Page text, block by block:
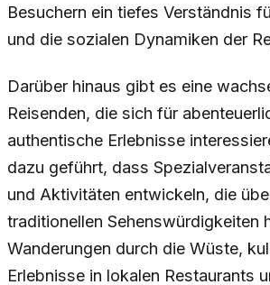
Besuchern ein tiefes Verständnis
und die sozialen Dynamiken der
Darüber hinaus gibt es eine
Reisenden, die sich für
authentische Erlebnisse
dazu geführt, dass
und Aktivitäten entwickeln, die
traditionellen Sehenswürdigkeiten
Wanderungen durch die Wüste,
Erlebnisse in lokalen Restaurants